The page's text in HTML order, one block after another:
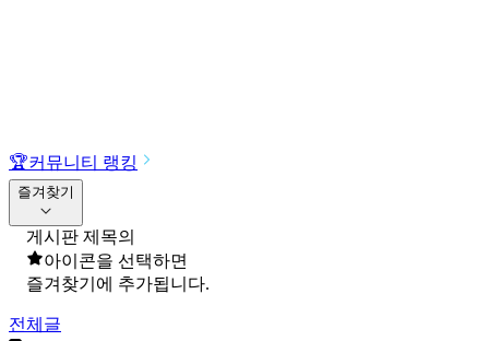
🏆커뮤니티 랭킹
즐겨찾기
게시판 제목의
아이콘을 선택하면
즐겨찾기에 추가됩니다.
전체글